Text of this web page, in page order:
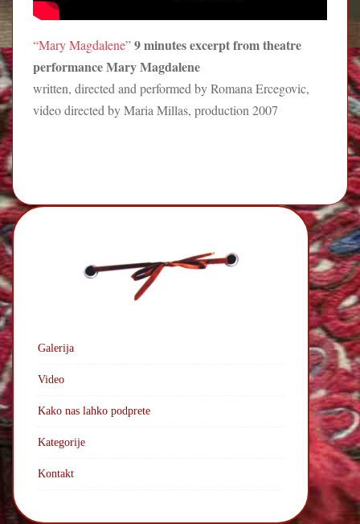
“Mary Magdalene”9 minutes excerpt from theatre
performance Mary Magdalene
written, directed and performed by Romana Ercegovic,
video directed by Maria Millas, production 2007
Galerija
Video
Kako nas lahko podprete
Kategorije
Kontakt